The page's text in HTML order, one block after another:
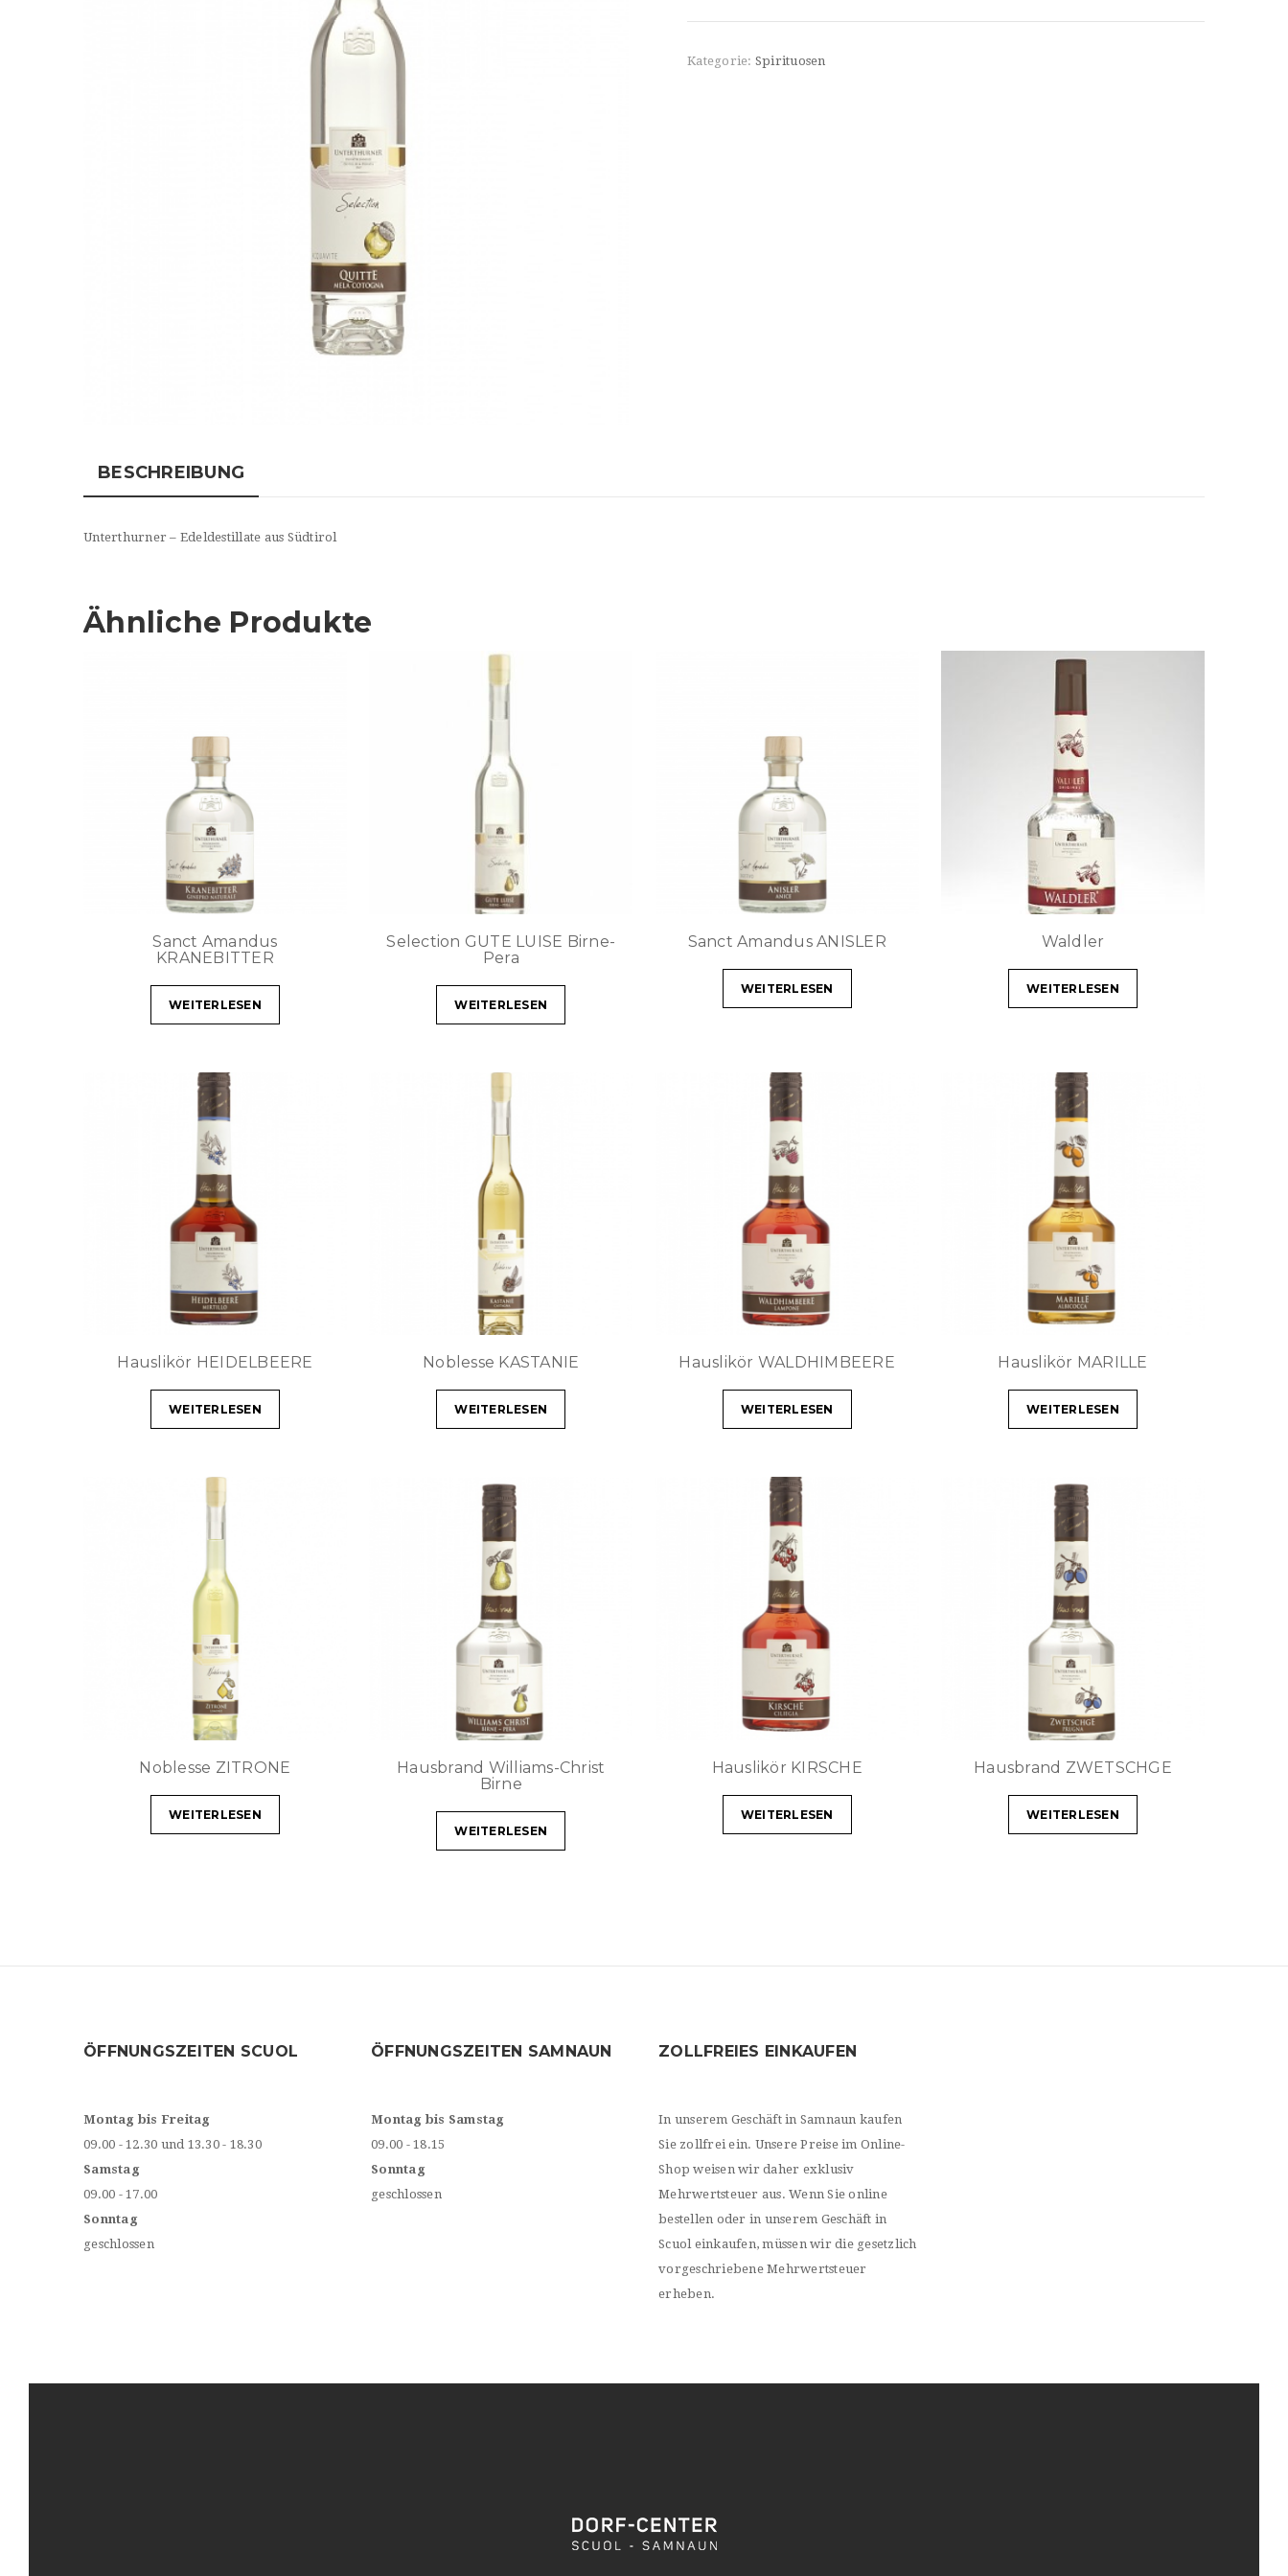
Kategorie: Spirituosen
BESCHREIBUNG
Unterthurner – Edeldestillate aus Südtirol
Ähnliche Produkte
Sanct Amandus
KRANEBITTER
WEITERLESEN
Selection GUTE LUISE Birne-
Pera
WEITERLESEN
Sanct Amandus ANISLER
WEITERLESEN
Waldler
WEITERLESEN
Hauslikör HEIDELBEERE
WEITERLESEN
Noblesse KASTANIE
WEITERLESEN
Hauslikör WALDHIMBEERE
WEITERLESEN
Hauslikör MARILLE
WEITERLESEN
Noblesse ZITRONE
WEITERLESEN
Hausbrand Williams-Christ
Birne
WEITERLESEN
Hauslikör KIRSCHE
WEITERLESEN
Hausbrand ZWETSCHGE
WEITERLESEN
ÖFFNUNGSZEITEN SCUOL
Montag bis Freitag
09.00 - 12.30 und 13.30 - 18.30
Samstag
09.00 - 17.00
Sonntag
geschlossen
ÖFFNUNGSZEITEN SAMNAUN
Montag bis Samstag
09.00 - 18.15
Sonntag
geschlossen
ZOLLFREIES EINKAUFEN
In unserem Geschäft in Samnaun kaufen
Sie zollfrei ein. Unsere Preise im Online-
Shop weisen wir daher exklusiv
Mehrwertsteuer aus. Wenn Sie online
bestellen oder in unserem Geschäft in
Scuol einkaufen, müssen wir die gesetzlich
vorgeschriebene Mehrwertsteuer
erheben.